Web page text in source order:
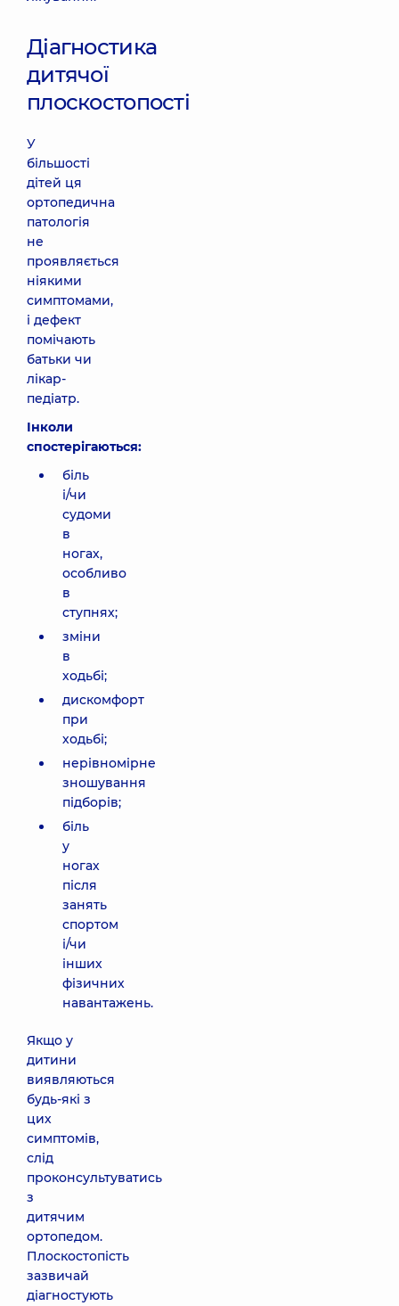
Діагностика
дитячої
плоскостопості
У
більшості
дітей ця
ортопедична
патологія
не
проявляється
ніякими
симптомами,
і дефект
помічають
батьки чи
лікар-
педіатр.
Інколи
спостерігаються:
біль
і/чи
судоми
в
ногах,
особливо
в
ступнях;
зміни
в
ходьбі;
дискомфорт
при
ходьбі;
нерівномірне
зношування
підборів;
біль
у
ногах
після
занять
спортом
і/чи
інших
фізичних
навантажень.
Якщо у
дитини
виявляються
будь-які з
цих
симптомів,
слід
проконсультуватись
з
дитячим
ортопедом.
Плоскостопість
зазвичай
діагностують